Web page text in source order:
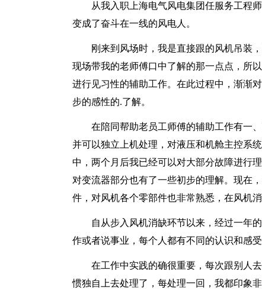
从我入职上海电气风电集团任服务工程
变成了奋斗在一线的风电人。
刚来到风场时，我是直接跟的风机吊装
现场带我的老师傅口中了解的那一点点，所
进行见习性的辅助工作。在此过程中，渐渐
步的感性的.了解。
在陪同帮助老员工师傅的辅助工作有一
并可以独立上机处理，对液压和机舱主控系
中，两个月后我已经可以对大部分故障进行
对变流器部分也有了一些初步的理解。现在
件，对风机各个零部件也非常熟悉，在风机
自从步入风机消缺环节以来，经过一年
作或者说事业，每个人都有不同的认识和感受
在工作中实践的确很重要，每次跟别人
惯独自上去处理了，每处理一回，我都印象